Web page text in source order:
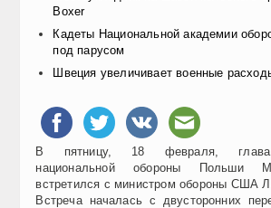
Boxer
Кадеты Национальной академии
под парусом
Швеция увеличивает военные
В пятницу, 18 февраля, глава
национальной обороны Польши
встретился с министром обороны США
Встреча началась с двусторонних